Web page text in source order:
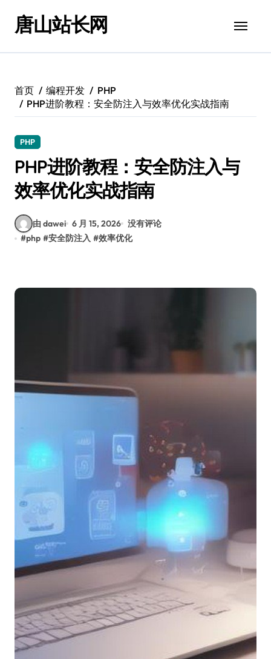
唐山站长网
首页 编程开发
PHP
PHP进阶教程：安全防注入与效率优化实战指南
PHP
PHP进阶教程：安全防注入与
效率优化实战指南
由 dawei 6 月 15, 2026 没有评论
#php #安全防注入 #效率优化